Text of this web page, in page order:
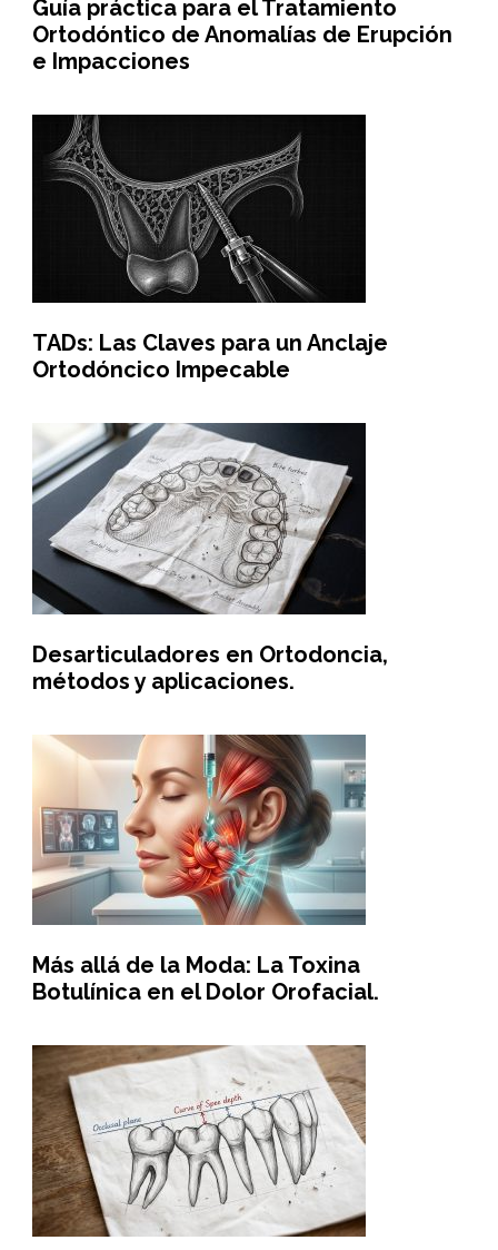
Guía práctica para el Tratamiento
Ortodóntico de Anomalías de Erupción
e Impacciones
TADs: Las Claves para un Anclaje
Ortodóncico Impecable
Desarticuladores en Ortodoncia,
métodos y aplicaciones.
Más allá de la Moda: La Toxina
Botulínica en el Dolor Orofacial.